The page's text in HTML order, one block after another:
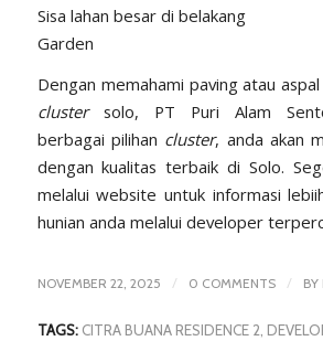
Sisa lahan besar di belakang
Garden
Dengan memahami paving atau
clustersolo, PT Puri Alam
berbagai pilihan cluster, anda akan
dengan kualitas terbaik di Solo.
melaluiwebsite untuk informasi
hunian anda melalui developer
NOVEMBER 22, 2025 / 0 COMMENTS / BY
TAGS: CITRA BUANA RESIDENCE 2